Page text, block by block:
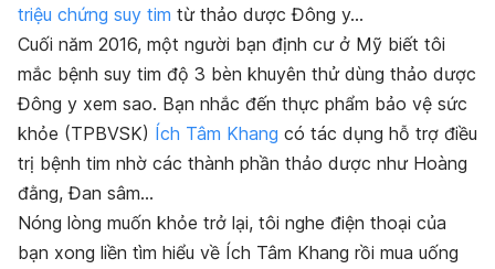
triệu chứng suy tim từ thảo dược Đông y…
Cuối năm 2016, một người bạn định cư ở Mỹ biết tôi
mắc bệnh suy tim độ 3 bèn khuyên thử dùng thảo dược
Đông y xem sao. Bạn nhắc đến thực phẩm bảo vệ sức
khỏe (TPBVSK) Ích Tâm Khang có tác dụng hỗ trợ điều
trị bệnh tim nhờ các thành phần thảo dược như Hoàng
đằng, Đan sâm…
Nóng lòng muốn khỏe trở lại, tôi nghe điện thoại của
bạn xong liền tìm hiểu về Ích Tâm Khang rồi mua uống